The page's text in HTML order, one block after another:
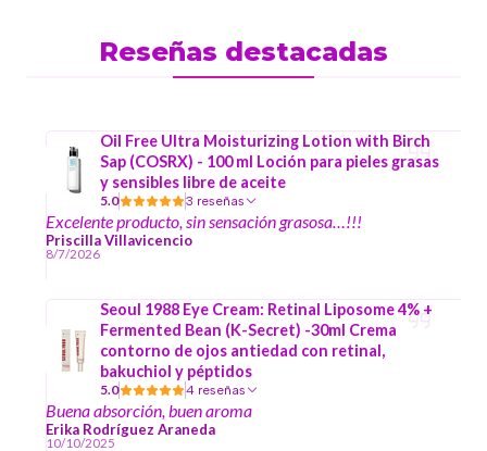
Reseñas destacadas
Oil Free Ultra Moisturizing Lotion with Birch
Sap (COSRX) - 100 ml Loción para pieles grasas
y sensibles libre de aceite
5.0 3 reseñas
Excelente producto, sin sensación grasosa…!!!
Priscilla Villavicencio
8/7/2026
Seoul 1988 Eye Cream: Retinal Liposome 4% +
Fermented Bean (K-Secret) -30ml Crema
contorno de ojos antiedad con retinal,
bakuchiol y péptidos
5.0 4 reseñas
Buena absorción, buen aroma
Erika Rodríguez Araneda
10/10/2025